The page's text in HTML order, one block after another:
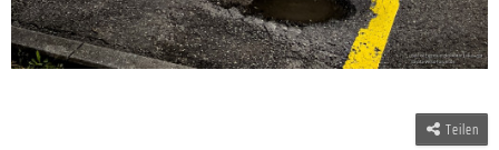
Teilen